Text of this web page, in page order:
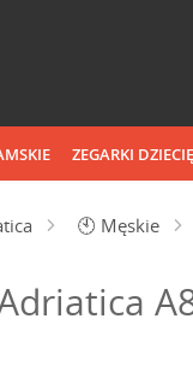
ZEGARKI
🕙 Męskie